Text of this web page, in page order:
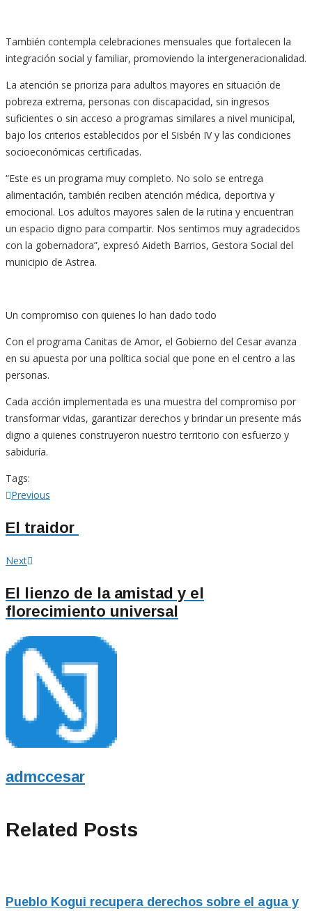
También contempla celebraciones mensuales que fortalecen la
integración social y familiar, promoviendo la intergeneracionalidad.
La atención se prioriza para adultos mayores en situación de
pobreza extrema, personas con discapacidad, sin ingresos
suficientes o sin acceso a programas similares a nivel municipal,
bajo los criterios establecidos por el Sisbén IV y las condiciones
socioeconómicas certificadas.
“Este es un programa muy completo. No solo se entrega
alimentación, también reciben atención médica, deportiva y
emocional. Los adultos mayores salen de la rutina y encuentran
un espacio digno para compartir. Nos sentimos muy agradecidos
con la gobernadora”, expresó Aideth Barrios, Gestora Social del
municipio de Astrea.
Un compromiso con quienes lo han dado todo
Con el programa Canitas de Amor, el Gobierno del Cesar avanza
en su apuesta por una política social que pone en el centro a las
personas.
Cada acción implementada es una muestra del compromiso por
transformar vidas, garantizar derechos y brindar un presente más
digno a quienes construyeron nuestro territorio con esfuerzo y
sabiduría.
Tags:
Navegación
de
Previous
El traidor
Next
El lienzo de la amistad y el
florecimiento universal
admccesar
Related Posts
Pueblo Kogui recupera derechos sobre el agua y